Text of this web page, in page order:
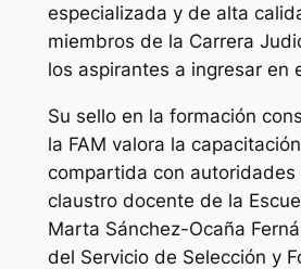
especializada y de alta
miembros de la Carrera
los aspirantes a ingresar en
Su sello en la formación
la FAM valora la
compartida con autoridades
claustro docente de la
Marta Sánchez-Ocaña
del Servicio de Selección y